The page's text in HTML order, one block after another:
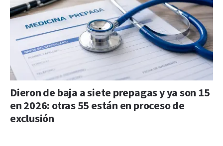
Dieron de baja a siete prepagas y ya son 15
en 2026: otras 55 están en proceso de
exclusión